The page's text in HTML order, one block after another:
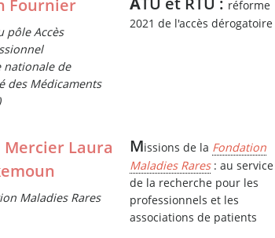
Fournier
pôle Accès
nationale de
des Médicaments
réforme
2021 de l'accès dérogatoire
Mercier Laura
Maladies Rares
Missions de la Fondation
Maladies Rares: au service
de la recherche pour les
professionnels et les
associations de patients